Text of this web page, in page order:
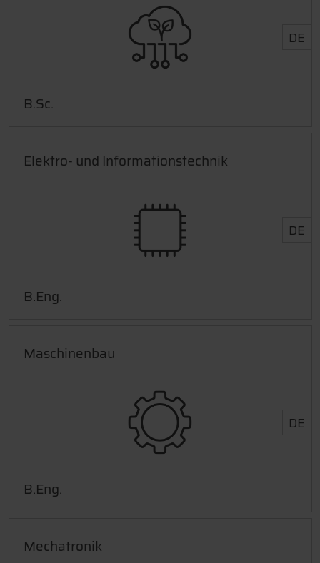
DE
B.Sc.
Elektro- und Informationstechnik
DE
B.Eng.
Maschinenbau
DE
B.Eng.
Mechatronik